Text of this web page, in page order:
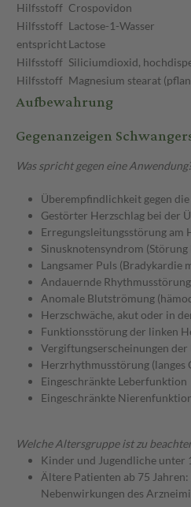
Hilfsstoff Crospovidon
Hilfsstoff Lactose-1-Wasser
entsprichtLactose
Hilfsstoff Siliciumdioxid,
Hilfsstoff Magnesium stearat
Aufbewahrung
Gegenanzeigen
Was spricht gegen eine
Überempfindlichkeit gegen
Gestörter Herzschlag bei der
Erregungsleitungsstörung am
Sinusknotensyndrom
Langsamer Puls (Bradykardie
Andauernde
Anomale Blutströmung
Herzschwäche, akut oder in
Funktionsstörung der linken
Vergiftungserscheinungen
Herzrhythmusstörung (langes
Eingeschränkte Leberfunktion
Eingeschränkte
Welche Altersgruppe ist zu
Kinder und Jugendliche unter
Ältere Patienten ab 75
Nebenwirkungen des